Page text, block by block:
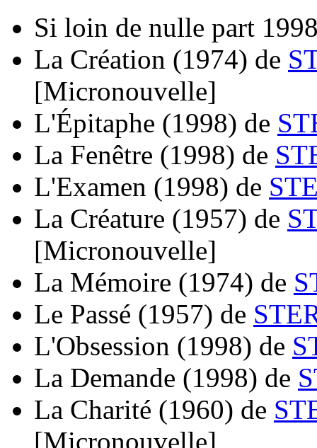
Si loin de nulle part
La Création (1974) de
[Micronouvelle]
L'Épitaphe (1998) de
La Fenêtre (1998) de
L'Examen (1998) de
La Créature (1957) de
[Micronouvelle]
La Mémoire (1974) de
Le Passé (1957) de
L'Obsession (1998) de
La Demande (1998) de
La Charité (1960) de
[Micronouvelle]